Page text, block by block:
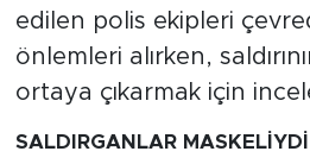
edilen polis ekipleri
önlemleri alırken,
ortaya çıkarmak için
SALDIRGANLAR MASKELİYDİ